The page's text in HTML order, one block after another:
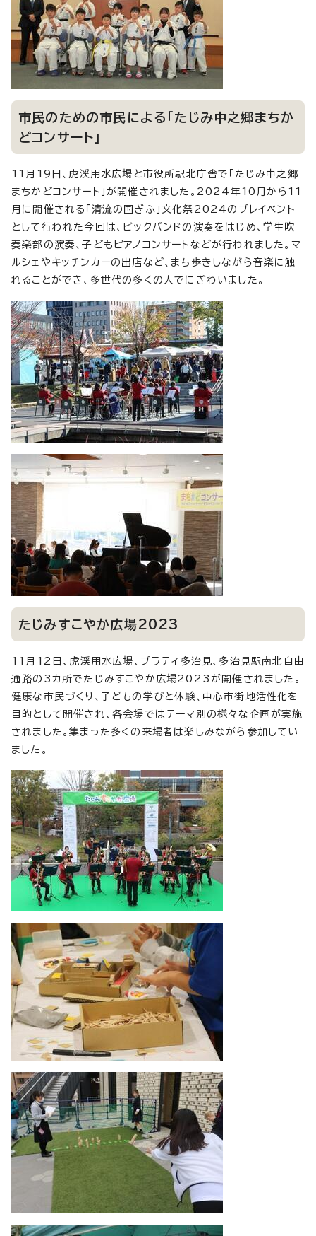
市民のための市民による「たじみ中之郷まちか
どコンサート」
11月19日、虎渓用水広場と市役所駅北庁舎で「たじみ中之郷
まちかどコンサート」が開催されました。2024年10月から11
月に開催される「清流の国ぎふ」文化祭2024のプレイベント
として行われた今回は、ビックバンドの演奏をはじめ、学生吹
奏楽部の演奏、子どもピアノコンサートなどが行われました。マ
ルシェやキッチンカーの出店など、まち歩きしながら音楽に触
れることができ、多世代の多くの人でにぎわいました。
たじみすこやか広場2023
11月12日、虎渓用水広場、プラティ多治見、多治見駅南北自由
通路の3カ所でたじみすこやか広場2023が開催されました。
健康な市民づくり、子どもの学びと体験、中心市街地活性化を
目的として開催され、各会場ではテーマ別の様々な企画が実施
されました。集まった多くの来場者は楽しみながら参加してい
ました。